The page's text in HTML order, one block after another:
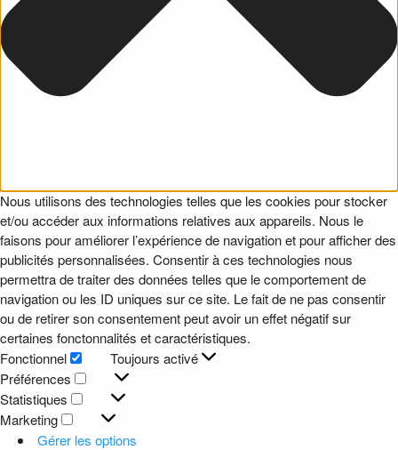
Nous utilisons des technologies telles que les cookies pour stocker
et/ou accéder aux informations relatives aux appareils. Nous le
faisons pour améliorer l’expérience de navigation et pour afficher des
publicités personnalisées. Consentir à ces technologies nous
permettra de traiter des données telles que le comportement de
navigation ou les ID uniques sur ce site. Le fait de ne pas consentir
ou de retirer son consentement peut avoir un effet négatif sur
certaines fonctonnalités et caractéristiques.
Fonctionnel
Fonctionnel
Toujours activé
Préférences
Préférences
Statistiques
Statistiques
Marketing
Marketing
Gérer les options